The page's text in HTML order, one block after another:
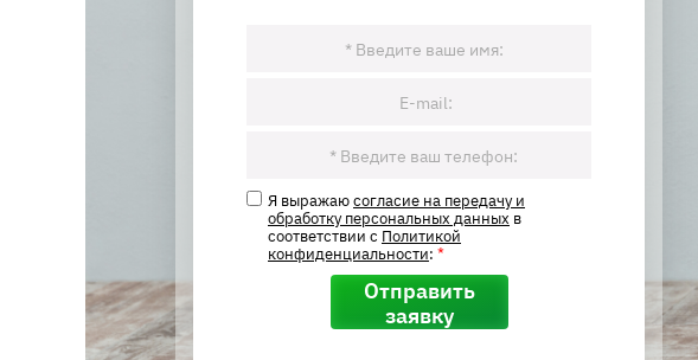
Я выражаюсогласие на передачу и
обработку персональных данных в
соответствии с Политикой
конфиденциальности: *
Отправить
заявку